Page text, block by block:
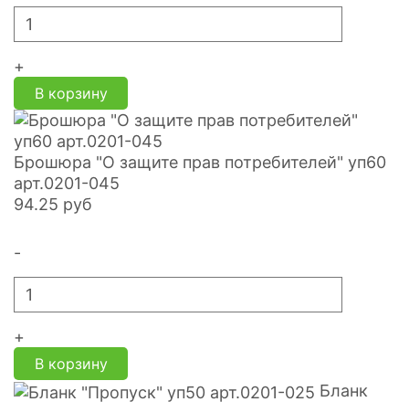
+
В корзину
Брошюра "О защите прав потребителей" уп60
арт.0201-045
94.25 руб
-
+
В корзину
Бланк